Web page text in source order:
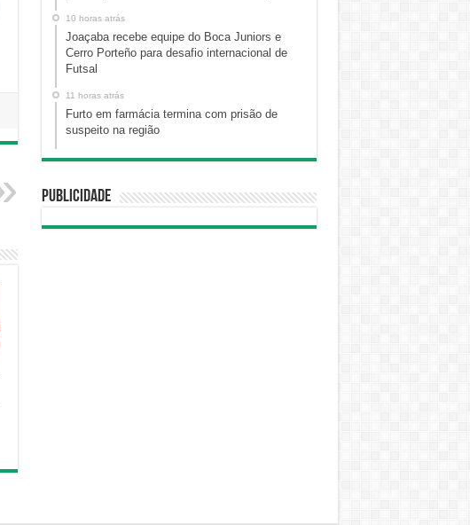
10 horas atrás
Joaçaba recebe equipe do Boca Juniors e
Cerro Porteño para desafio internacional de
Futsal
11 horas atrás
Furto em farmácia termina com prisão de
suspeito na região
Publicidade